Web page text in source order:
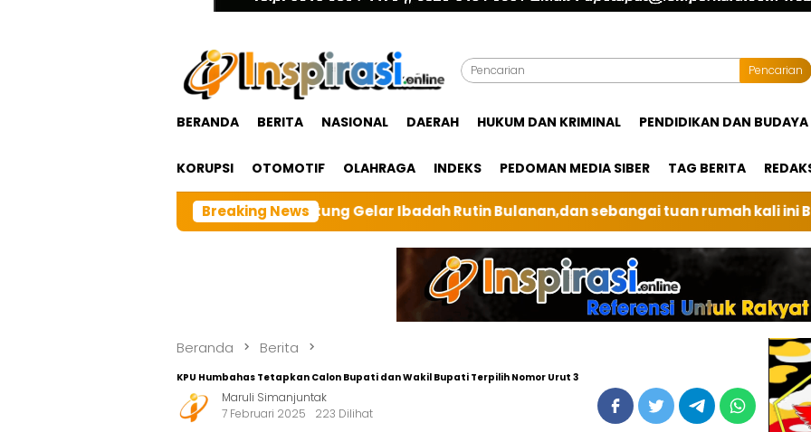
Pencarian
BERANDA BERITA NASIONAL DAERAH HUKUM DAN KRIMINAL PENDIDIKAN DAN BUDAYA
KORUPSI OTOMOTIF OLAHRAGA INDEKS PEDOMAN MEDIA SIBER TAG BERITA
Breaking News
Gelar Ibadah Rutin Bulanan,dan sebangai tuan rumah kali ini BRI Unit Silindung Tarutung
Beranda Berita
KPU Humbahas Tetapkan Calon Bupati dan Wakil Bupati Terpilih Nomor Urut 3
Maruli Simanjuntak
7 Februari 2025
223 Dilihat